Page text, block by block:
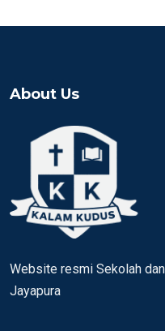
About Us
Website resmi Sekolah
Jayapura